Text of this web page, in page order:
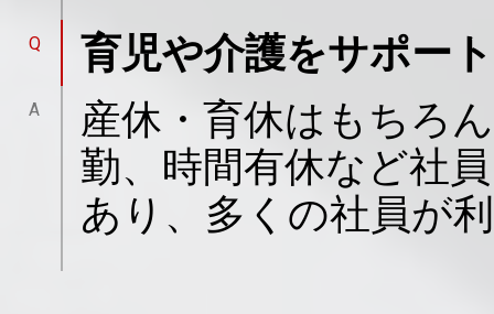
Q 育児や介護をサポー
A
産休・育休はもちろ
勤、時間有休など社
あり、多くの社員が